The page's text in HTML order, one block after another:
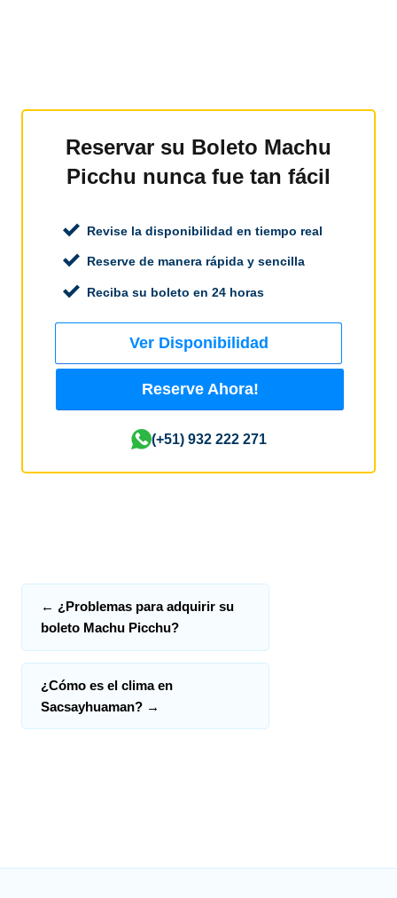
Reservar su Boleto Machu
Picchu nunca fue tan fácil
Revise la disponibilidad en tiempo real
Reserve de manera rápida y sencilla
Reciba su boleto en 24 horas
Ver Disponibilidad
Reserve Ahora!
(+51) 932 222 271
← ¿Problemas para adquirir su
boleto Machu Picchu?
¿Cómo es el clima en
Sacsayhuaman? →